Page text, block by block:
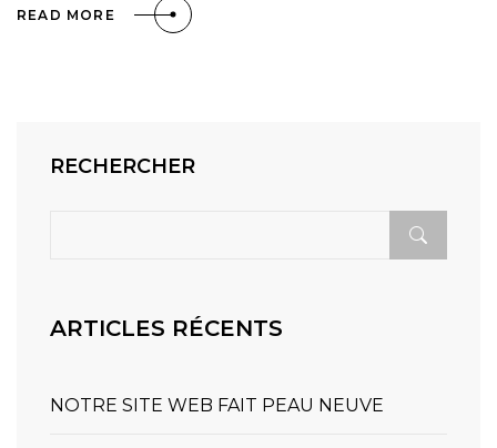
READ MORE
RECHERCHER
ARTICLES RÉCENTS
NOTRE SITE WEB FAIT PEAU NEUVE